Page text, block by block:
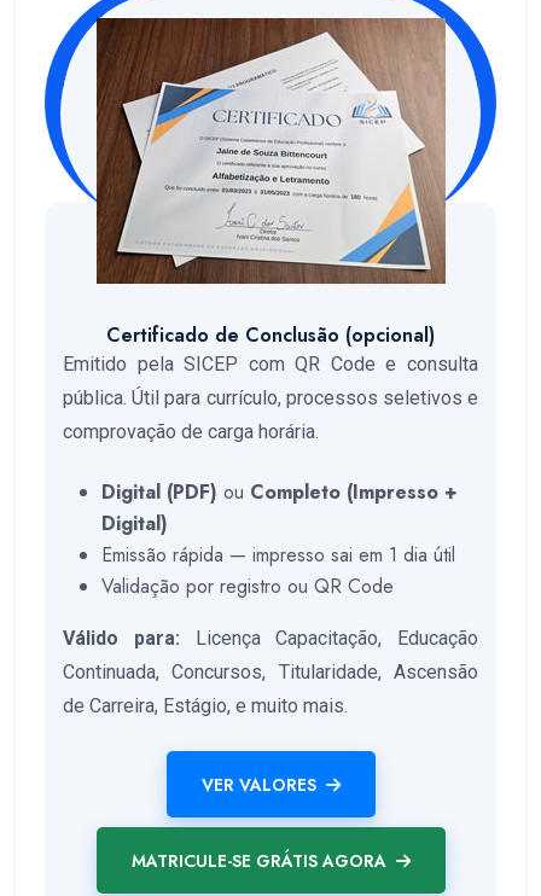
Certificado de Conclusão (opcional)
Emitido pela SICEP com QR Code e consulta
pública. Útil para currículo, processos seletivos e
comprovação de carga horária.
Digital (PDF) ou Completo (Impresso +
Digital)
Emissão rápida — impresso sai em 1 dia útil
Validação por registro ou QR Code
Válido para: Licença Capacitação, Educação
Continuada, Concursos, Titularidade, Ascensão
de Carreira, Estágio, e muito mais.
VER VALORES
MATRICULE-SE GRÁTIS AGORA